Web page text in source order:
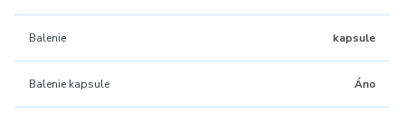
Balenie kapsule
Balenie kapsule Áno